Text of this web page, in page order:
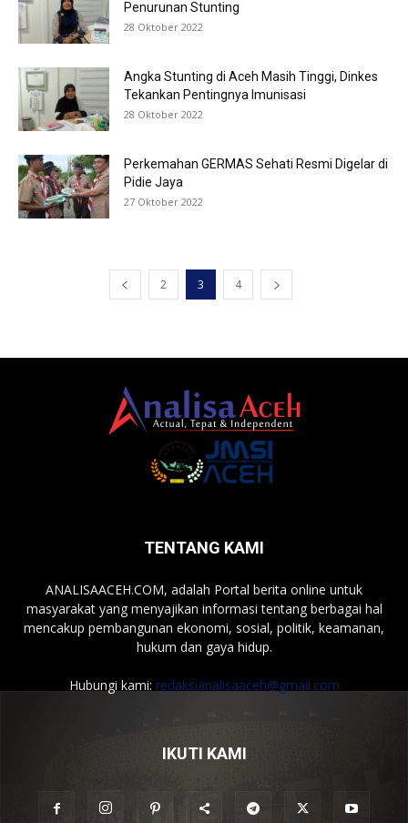
Penurunan Stunting
28 Oktober 2022
Angka Stunting di Aceh Masih Tinggi, Dinkes
Tekankan Pentingnya Imunisasi
28 Oktober 2022
Perkemahan GERMAS Sehati Resmi Digelar di
Pidie Jaya
27 Oktober 2022
2 3 4
TENTANG KAMI
ANALISAACEH.COM, adalah Portal berita online untuk
masyarakat yang menyajikan informasi tentang berbagai hal
mencakup pembangunan ekonomi, sosial, politik, keamanan,
hukum dan gaya hidup.
Hubungi kami: redaksianalisaaceh@gmail.com
IKUTI KAMI